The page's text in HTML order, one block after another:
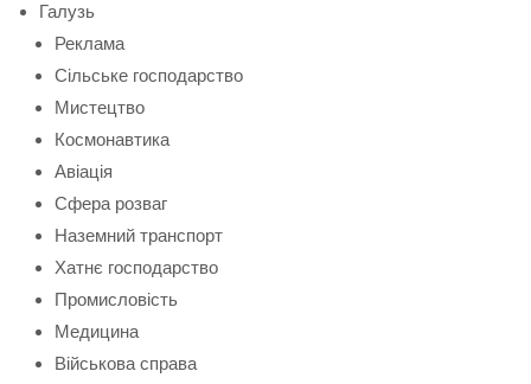
Галузь
Реклама
Сільське господарство
Мистецтво
Космонавтика
Авіація
Сфера розваг
Наземний транспорт
Хатнє господарство
Промисловість
Медицина
Військова справа